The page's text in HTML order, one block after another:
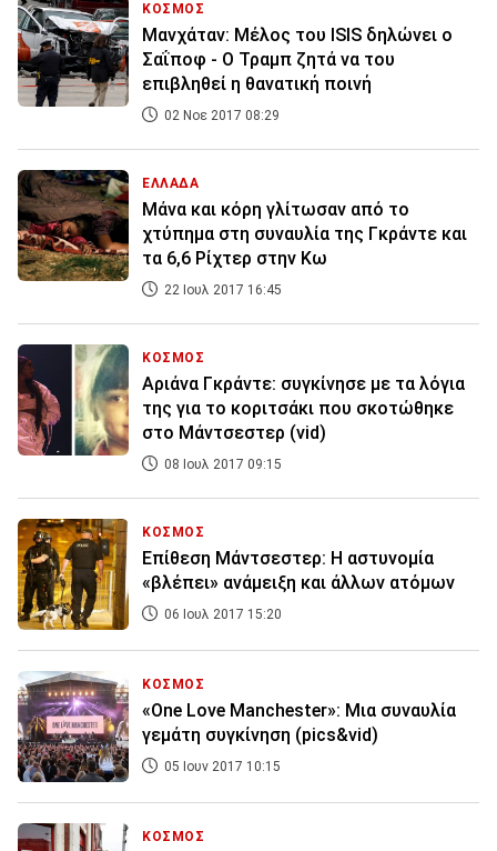
ΚΟΣΜΟΣ
Μανχάταν: Μέλος του ISIS δηλώνει ο
Σαΐποφ - Ο Τραμπ ζητά να του
επιβληθεί η θανατική ποινή
02 Νοε 2017 08:29
ΕΛΛΑΔΑ
Μάνα και κόρη γλίτωσαν από το
χτύπημα στη συναυλία της Γκράντε και
τα 6,6 Ρίχτερ στην Κω
22 Ιουλ 2017 16:45
ΚΟΣΜΟΣ
Αριάνα Γκράντε: συγκίνησε με τα λόγια
της για το κοριτσάκι που σκοτώθηκε
στο Μάντσεστερ (vid)
08 Ιουλ 2017 09:15
ΚΟΣΜΟΣ
Επίθεση Μάντσεστερ: Η αστυνομία
«βλέπει» ανάμειξη και άλλων ατόμων
06 Ιουλ 2017 15:20
ΚΟΣΜΟΣ
«One Love Manchester»: Μια συναυλία
γεμάτη συγκίνηση (pics&vid)
05 Ιουν 2017 10:15
ΚΟΣΜΟΣ